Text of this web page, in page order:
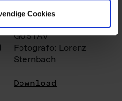
Cookies
GUSTAV
Fotografo: Lorenz
Sternbach
Download